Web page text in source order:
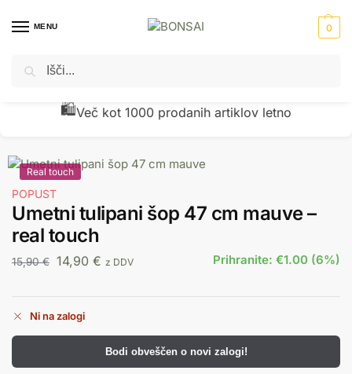
MENU 0
Domov / Umetno cvetje
🧾Preverjena kakovost z vračili pod 1 %
Real touch
POPUST
Umetni tulipani šop 47 cm mauve –
real touch
15,90€ 14,90 € z DDV Prihranite: €1.00 (6%)
Ni na zalogi
Bodi obveščen o novi zalogi!